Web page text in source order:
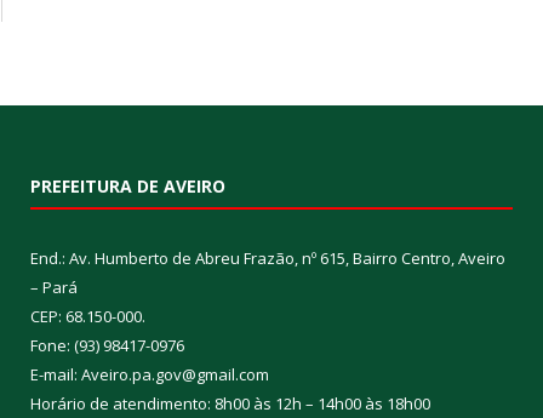
PREFEITURA DE AVEIRO
End.: Av. Humberto de Abreu Frazão, nº 615, Bairro Centro, Aveiro
– Pará
CEP: 68.150-000.
Fone: (93) 98417-0976
E-mail: Aveiro.pa.gov@gmail.com
Horário de atendimento: 8h00 às 12h – 14h00 às 18h00